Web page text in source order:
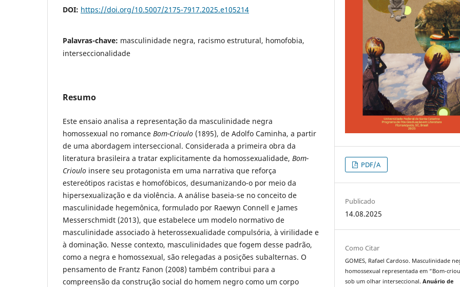
DOI: https://doi.org/10.5007/2175-7917.2025.e105214
Palavras-chave: masculinidade negra, racismo estrutural, homofobia,
interseccionalidade
Resumo
Este ensaio analisa a representação da masculinidade negra
homossexual no romance Bom-Crioulo (1895), de Adolfo Caminha, a partir
de uma abordagem interseccional. Considerada a primeira obra da
literatura brasileira a tratar explicitamente da homossexualidade, Bom-
Crioulo insere seu protagonista em uma narrativa que reforça
estereótipos racistas e homofóbicos, desumanizando-o por meio da
hipersexualização e da violência. A análise baseia-se no conceito de
masculinidade hegemônica, formulado por Raewyn Connell e James
Messerschmidt (2013), que estabelece um modelo normativo de
masculinidade associado à heterossexualidade compulsória, à virilidade e
à dominação. Nesse contexto, masculinidades que fogem desse padrão,
como a negra e homossexual, são relegadas a posições subalternas. O
pensamento de Frantz Fanon (2008) também contribui para a
compreensão da construção social do homem negro como um corpo
PDF/A
Publicado
14.08.2025
Como Citar
GOMES, Rafael Cardoso. Masculinidade
homossexual representada em “Bom-
sob um olhar interseccional.Anuário de